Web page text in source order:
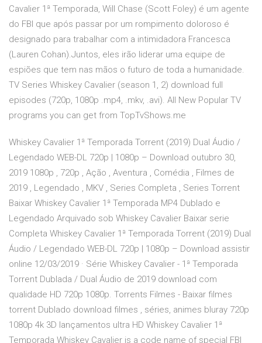
Cavalier 1ª Temporada, Will Chase (Scott Foley) é um agente
do FBI que após passar por um rompimento doloroso é
designado para trabalhar com a intimidadora Francesca
(Lauren Cohan).Juntos, eles irão liderar uma equipe de
espiões que tem nas mãos o futuro de toda a humanidade.
TV Series Whiskey Cavalier (season 1, 2) download full
episodes (720p, 1080p .mp4, .mkv, .avi). All New Popular TV
programs you can get from TopTvShows.me
Whiskey Cavalier 1ª Temporada Torrent (2019) Dual Áudio /
Legendado WEB-DL 720p | 1080p – Download outubro 30,
2019 1080p , 720p , Ação , Aventura , Comédia , Filmes de
2019 , Legendado , MKV , Series Completa , Series Torrent
Baixar Whiskey Cavalier 1ª Temporada MP4 Dublado e
Legendado Arquivado sob Whiskey Cavalier Baixar serie
Completa Whiskey Cavalier 1ª Temporada Torrent (2019) Dual
Áudio / Legendado WEB-DL 720p | 1080p – Download assistir
online 12/03/2019 · Série Whiskey Cavalier - 1ª Temporada
Torrent Dublada / Dual Áudio de 2019 download com
qualidade HD 720p 1080p. Torrents Filmes - Baixar filmes
torrent Dublado download filmes , séries, animes bluray 720p
1080p 4k 3D lançamentos ultra HD Whiskey Cavalier 1ª
Temporada Whiskey Cavalier is a code name of special FBI